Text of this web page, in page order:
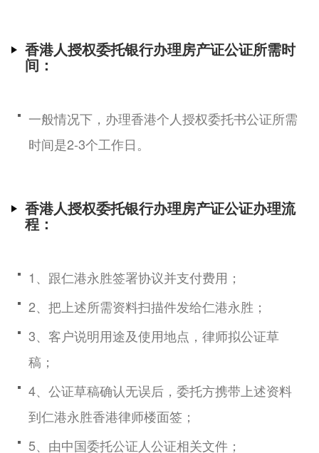
香港人授权委托银行办理房产证公证所需时
间：
一般情况下，办理香港个人授权委托书公证所需
时间是2-3个工作日。
香港人授权委托银行办理房产证公证办理流
程：
1、跟仁港永胜签署协议并支付费用；
2、把上述所需资料扫描件发给仁港永胜；
3、客户说明用途及使用地点，律师拟公证草
稿；
4、公证草稿确认无误后，委托方携带上述资料
到仁港永胜香港律师楼面签；
5、由中国委托公证人公证相关文件；